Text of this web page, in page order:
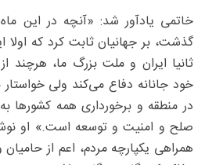
خاتمی یادآور شد: «آنچه در این
گذشت، بر جهانیان ثابت کرد که اولا
ثانیا ایران و ملت بزرگ ما،
خود جانانه دفاع می‌کند ولی خواستار
در منطقه و برخورداری همه کشورها
صلح و امنیت و توسعه است.» او
همراهی یکپارچه مردم، اعم از حامیان